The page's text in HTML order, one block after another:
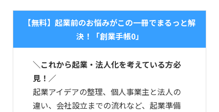
【無料】起業前のお悩みがこの一冊でまるっと解
決！「創業手帳0」
＼これから起業・法人化を考えている方必
見！／
起業アイデアの整理、個人事業主と法人の
違い、会社設立までの流れなど、起業準備